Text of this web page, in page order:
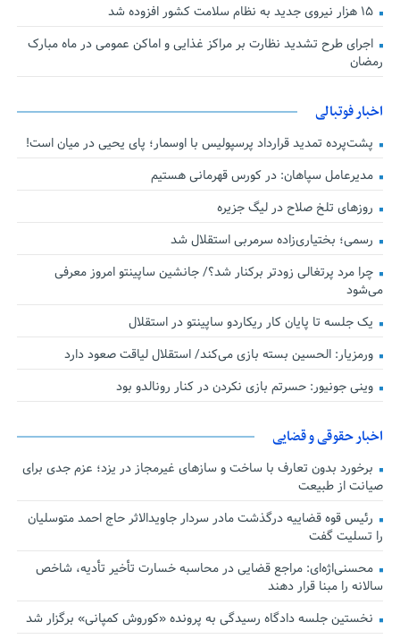
۱۵ هزار نیروی جدید به نظام سلامت کشور افزوده شد
اجرای طرح تشدید نظارت بر مراکز غذایی و اماکن عمومی در ماه مبارک
رمضان
اخبار فوتبالی
پشت‌پرده تمدید قرارداد پرسپولیس با اوسمار؛ پای یحیی در میان است!
مدیرعامل سپاهان: در کورس قهرمانی هستیم
روزهای تلخ صلاح در لیگ جزیره
رسمی؛ بختیاری‌زاده سرمربی استقلال شد
چرا مرد پرتغالی زودتر برکنار شد؟/ جانشین ساپینتو امروز معرفی
می‌شود
یک جلسه تا پایان کار ریکاردو ساپینتو در استقلال
ورمزیار: الحسین بسته بازی می‌کند/ استقلال لیاقت صعود دارد
وینی جونیور: حسرتم بازی نکردن در کنار رونالدو بود
اخبار حقوقی و قضایی
برخورد بدون تعارف با ساخت‌ و سازهای غیرمجاز در یزد؛ عزم جدی برای
صیانت از طبیعت
رئیس قوه قضاییه درگذشت مادر سردار جاویدالاثر حاج احمد متوسلیان
را تسلیت گفت
محسنی‌اژه‌ای: مراجع قضایی در محاسبه خسارت تأخیر تأدیه، شاخص
سالانه را مبنا قرار دهند
نخستین جلسه دادگاه رسیدگی به پرونده «کوروش کمپانی» برگزار شد